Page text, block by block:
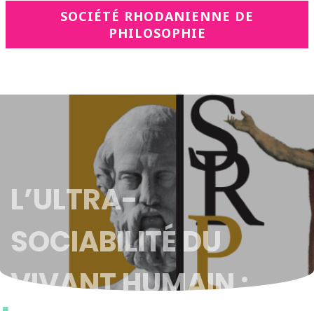
SOCIÉTÉ RHODANIENNE DE
PHILOSOPHIE
L’ULTRA-
SOCIABILITÉ DU
VIVANT HUMAIN :